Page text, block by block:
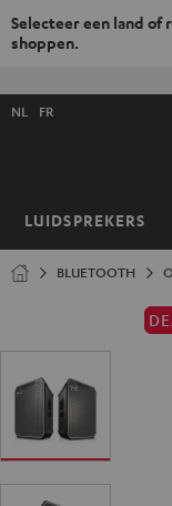
Selecteer een land of
shoppen.
LUIDSPREKERS
Selecteer
NL FR
Home
BLUETOOTH